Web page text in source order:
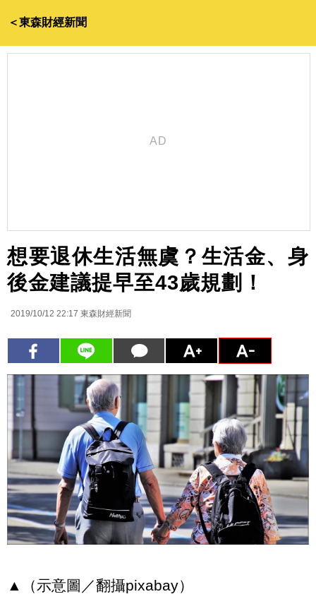
＜東森財經新聞
想要退休生活無虞？生活金、身
後金建議提早至43歲規劃！
2019/10/12 22:17 東森財經新聞
▲（示意圖／翻攝pixabay）